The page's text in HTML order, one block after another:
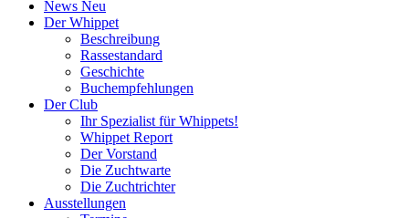
News Neu
Der Whippet
Beschreibung
Rassestandard
Geschichte
Buchempfehlungen
Der Club
Ihr Spezialist für Whippets!
Whippet Report
Der Vorstand
Die Zuchtwarte
Die Zuchtrichter
Ausstellungen